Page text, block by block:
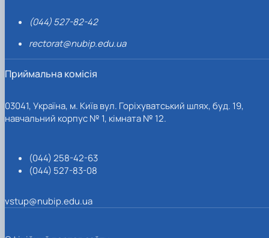
(044) 527-82-42
rectorat@nubip.edu.ua
Приймальна комісія
03041, Україна, м. Київ вул. Горіхуватський шлях, буд. 19,
навчальний корпус № 1, кімната № 12.
(044) 258-42-63
(044) 527-83-08
vstup@nubip.edu.ua